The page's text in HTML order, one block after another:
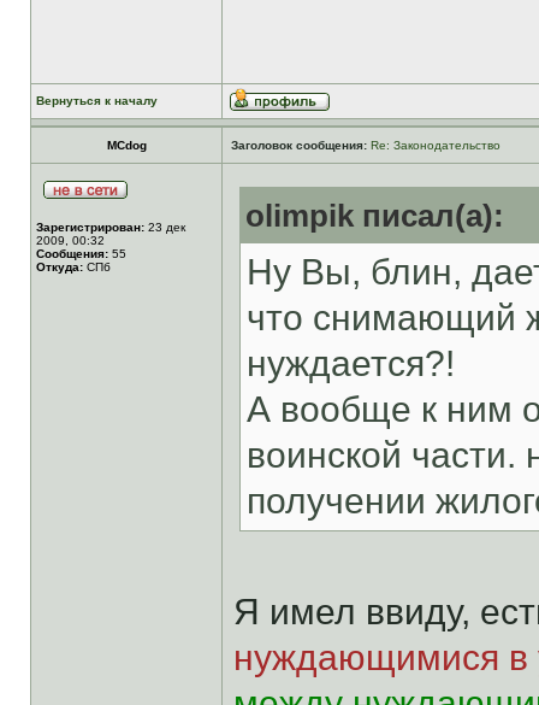
Вернуться к началу
MCdog Заголовок сообщения: Re: Законодательство
Зарегистрирован: 23 дек
2009, 00:32
Сообщения: 55
Откуда: СПб
olimpik писал(а):
Ну Вы, блин,
что снимающий
нуждается?!
А вообще к ним
воинской
получении
Я имел ввиду,
нуждающимися в